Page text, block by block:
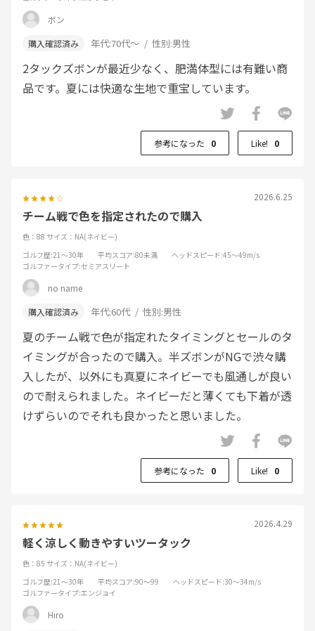
ボン
年代:70代～ 性別:男性
2タックズボンが最近少なく、肥満体型には有難い商
品です。夏には快適な生地で重宝しています。
参考になった 0 Like! 0
2026.6.25
チーム戦で色を指定されたので購入
色：88 サイズ：NA(ネイビー)
ゴルフ歴:21～30年 平均スコア:80未満 ヘッドスピード:45～49m/s
ゴルファータイプ:セミアスリート
no name
年代:60代 性別:男性
夏のチーム戦で色が指定れたタイミングとセールのタ
イミングが合ったので購入。半ズボンがNGで渋々購
入したが、以外にも真夏にネイビーでも風通しが良い
ので耐えられました。ネイビーだと薄くても下着が透
けずらいのでそれも良かったと思いました。
参考になった 0 Like! 0
2026.4.29
軽く涼しく動きやすいツータック
色：85 サイズ：NA(ネイビー)
ゴルフ歴:21～30年 平均スコア:90～99 ヘッドスピード:30～34m/s
ゴルファータイプ:エンジョイ
Hiro